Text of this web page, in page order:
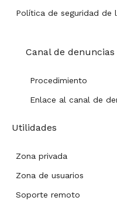
Política de seguridad de
Canal de denuncias
Procedimiento
Enlace al canal de
Utilidades
Zona privada
Zona de usuarios
Soporte remoto